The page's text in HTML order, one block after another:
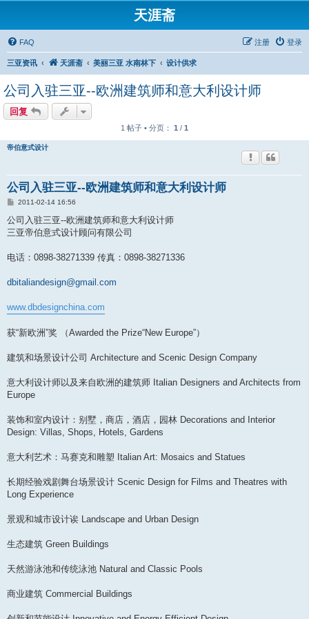
天涯斋
FAQ 登录
注册
三亚资讯 天涯斋 美丽三亚 水南林下 设计供求
公司入驻三亚--欧洲建筑师和意大利设计师
回复
1 帖子 • 分页： 1 / 1
帝伯意式设计
公司入驻三亚--欧洲建筑师和意大利设计师
帖
2011-02-14 16:56
公司入驻三亚--欧洲建筑师和意大利设计师
三亚帝伯意式设计顾问有限公司
电话：0898-38271339 传真：0898-38271336
dbitaliandesign@gmail.com
www.dbdesignchina.com
获“新欧洲”奖 （Awarded the Prize“New Europe”）
建筑和场景设计公司 Architecture and Scenic Design Company
意大利设计师以及来自欧洲的建筑师 Italian Designers and Architects from
Europe
装饰和室内设计：别墅，商店，酒店，园林 Decorations and Interior
Design: Villas, Shops, Hotels, Gardens
意大利艺术：马赛克和雕塑 Italian Art: Mosaics and Statues
长期经验戏剧舞台场景设计 Scenic Design for Films and Theatres with
Long Experience
景观和城市设计诶 Landscape and Urban Design
生态建筑 Green Buildings
天然游泳池和传统泳池 Natural and Classic Pools
商业建筑 Commercial Buildings